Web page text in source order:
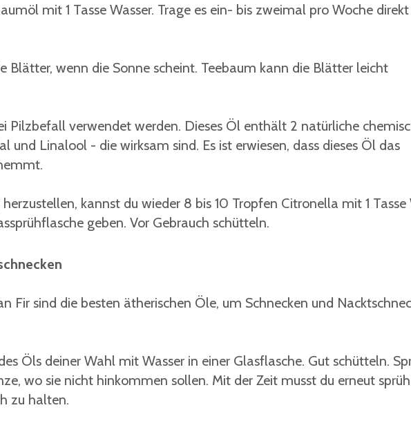
mit 1 Tasse Wasser. Trage es ein- bis zweimal pro Woche
Blätter, wenn die Sonne scheint. Teebaum kann die Blätter leicht
Pilzbefall verwendet werden. Dieses Öl enthält 2 natürliche
und Linalool - die wirksam sind. Es ist erwiesen, dass dieses Öl das
kannst du wieder 8 bis 10 Tropfen Citronella mit 1 Tasse
geben. Vor Gebrauch schütteln.
Fir sind die besten ätherischen Öle, um Schnecken und
Öls deiner Wahl mit Wasser in einer Glasflasche. Gut schütteln.
wo sie nicht hinkommen sollen. Mit der Zeit musst du erneut
zu halten.